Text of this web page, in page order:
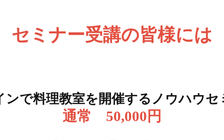
セミナー受講の皆様には
で料理教室を開催するノウハウセ
通常 50,000円